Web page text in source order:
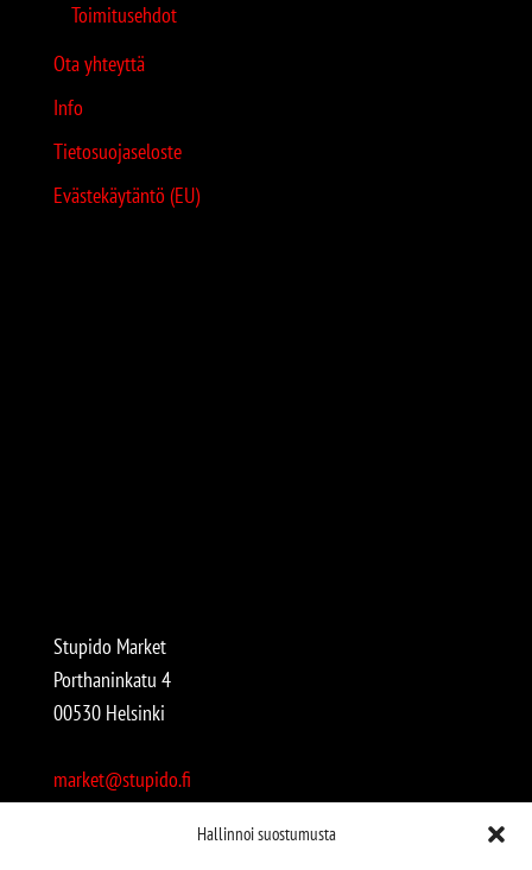
Hallinnoi suostumusta
Toimitusehdot
Ota yhteyttä
Info
Tietosuojaseloste
Evästekäytäntö (EU)
Stupido Market
Porthaninkatu 4
00530 Helsinki
market@stupido.fi